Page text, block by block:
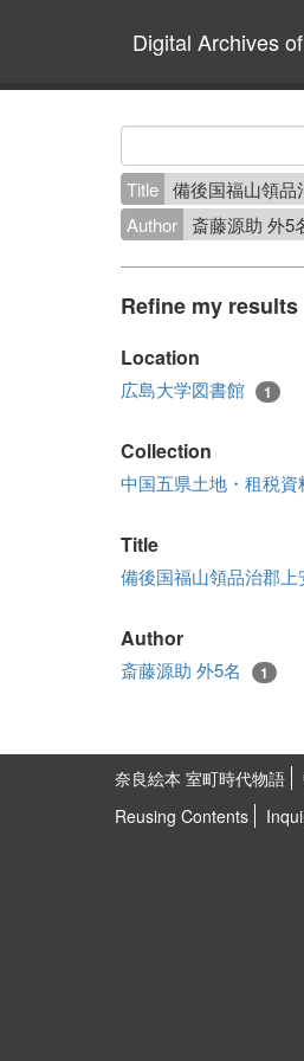
Digital Archives
Title 備後国福山領品
Author
斎藤源助 外5
Refine my results
Location
広島大学図書館 1
Collection
中国五県土地・租税資
Title
備後国福山領品治郡
Author
斎藤源助 外5名 1
奈良絵本 室町時代物語
Reusing Contents